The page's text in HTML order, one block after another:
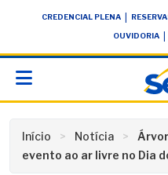
conteúdoCREDENCIAL PLENA
OUVIDORIA
Início Notícia
evento ao ar livre no Dia